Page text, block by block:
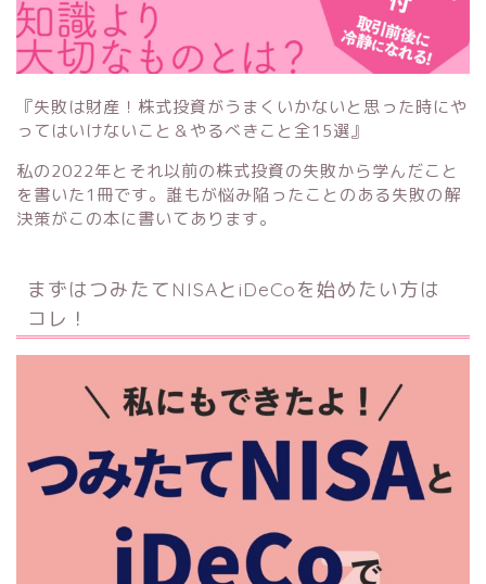
『失敗は財産！株式投資がうまくいかないと思った時にや
ってはいけないこと＆やるべきこと全15選』
私の2022年とそれ以前の株式投資の失敗から学んだこと
を書いた1冊です。誰もが悩み陥ったことのある失敗の解
決策がこの本に書いてあります。
まずはつみたてNISAとiDeCoを始めたい方は
コレ！